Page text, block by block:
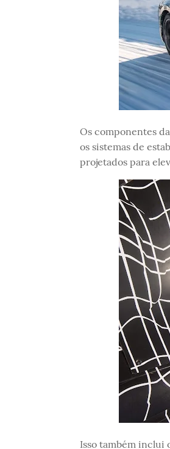
Os componentes
os sistemas de
projetados para
Isso também inclui